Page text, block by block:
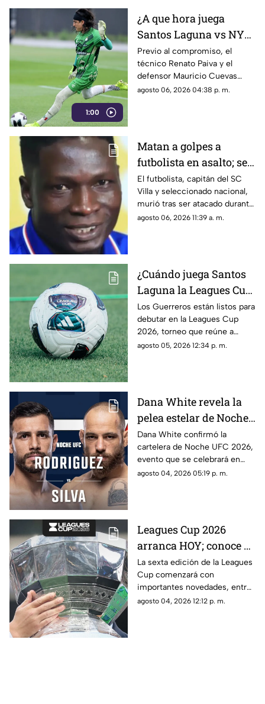
1:00
¿A que hora juega
Santos Laguna vs NYC
en la Leagues Cup
2026?
Previo al compromiso, el
técnico Renato Paiva y el
defensor Mauricio Cuevas
compartieron sus sensaciones
agosto 06, 2026 04:38 p. m.
Matan a golpes a
futbolista en asalto; se
resistió a entregar su
celular
El futbolista, capitán del SC
Villa y seleccionado nacional,
murió tras ser atacado durante
un presunto asalto.
agosto 06, 2026 11:39 a. m.
¿Cuándo juega Santos
Laguna la Leagues Cup
2026, a qué hora y
contra quiénes?
Los Guerreros están listos para
debutar en la Leagues Cup
2026, torneo que reúne a
clubes de la Liga MX y la MLS.
agosto 05, 2026 12:34 p. m.
Dana White revela la
pelea estelar de Noche
UFC 2026; conoce la
cartelera completa
Dana White confirmó la
cartelera de Noche UFC 2026,
evento que se celebrará en
septiembre en Glendale,
agosto 04, 2026 05:19 p. m.
Leagues Cup 2026
arranca HOY; conoce el
nuevo formato,
partidos y horarios
La sexta edición de la Leagues
Cup comenzará con
importantes novedades, entre
ellas partidos disputados por
agosto 04, 2026 12:12 p. m.